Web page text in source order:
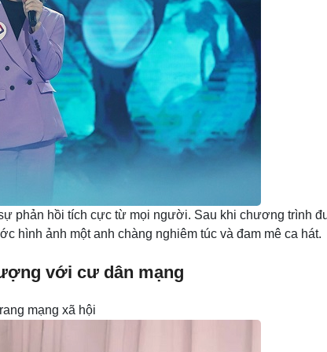
phản hồi tích cực từ mọi người. Sau khi chương trình
hình ảnh một anh chàng nghiêm túc và đam mê ca hát.
với cư dân mạng
mạng xã hội